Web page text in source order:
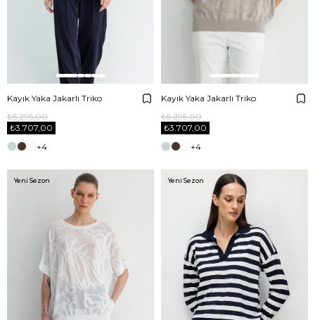
Kayık Yaka Jakarlı Triko
₺3.707,00
₺5.295,00
+4
Kayık Yaka Jakarlı Triko
₺3.707,00
₺5.295,00
+4
Yeni Sezon Yeni Sezon